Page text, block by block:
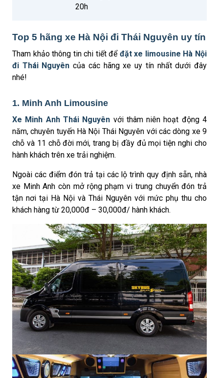
20h
Top 5 hãng xe Hà Nội đi Thái Nguyên uy tín
Tham khảo thông tin chi tiết để đặt xe limousine Hà Nội
đi Thái Nguyên của các hãng xe uy tín nhất dưới đây
nhé!
1. Minh Anh Limousine
Xe Minh Anh Thái Nguyên với thâm niên hoạt động 4
năm, chuyên tuyến Hà Nội Thái Nguyên với các dòng xe 9
chỗ và 11 chỗ đời mới, trang bị đầy đủ mọi tiện nghi cho
hành khách trên xe trải nghiệm.
Ngoài các điểm đón trả tại các lộ trình quy định sẵn, nhà
xe Minh Anh còn mở rộng phạm vi trung chuyển đón trả
tận nơi tại Hà Nội và Thái Nguyên với mức phụ thu cho
khách hàng từ 20,000đ – 30,000đ/ hành khách.